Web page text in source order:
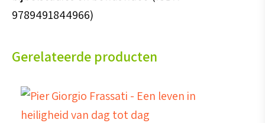
9789491844966)
Gerelateerde producten